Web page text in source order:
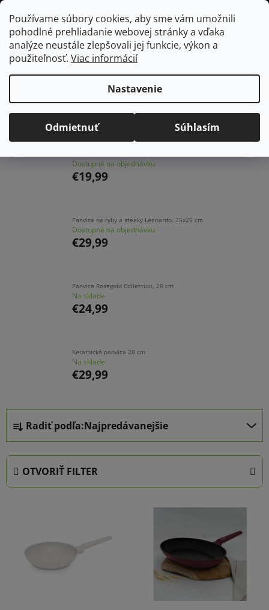
Používame súbory cookies, aby sme vám umožnili
pohodlné prehliadanie webovej stránky a vďaka
analýze neustále zlepšovali jej funkcie, výkon a
použiteľnosť. Viac informácií
Nastavenie
Odmietnuť Súhlasím
Prejsť
na
obsah
Hľadať
Domov
/ Kuchyňa / Panvice / Klasické panvice
Klasické panvice
Najpredávanejšie
Dostupné na objednávku
€19,99
Panvica na ryby a steaky Leonardo, 35x25 cm
Dostupné na objednávku
€29,99
Panvica Rosegold Collection, 28 cm
Na sklade
€24,99
Keramická panvica 28 cm
Na sklade
€29,99
R
d
e
n
Radiť podľa:Najpredávanejšie
OTVORIŤ FILTER